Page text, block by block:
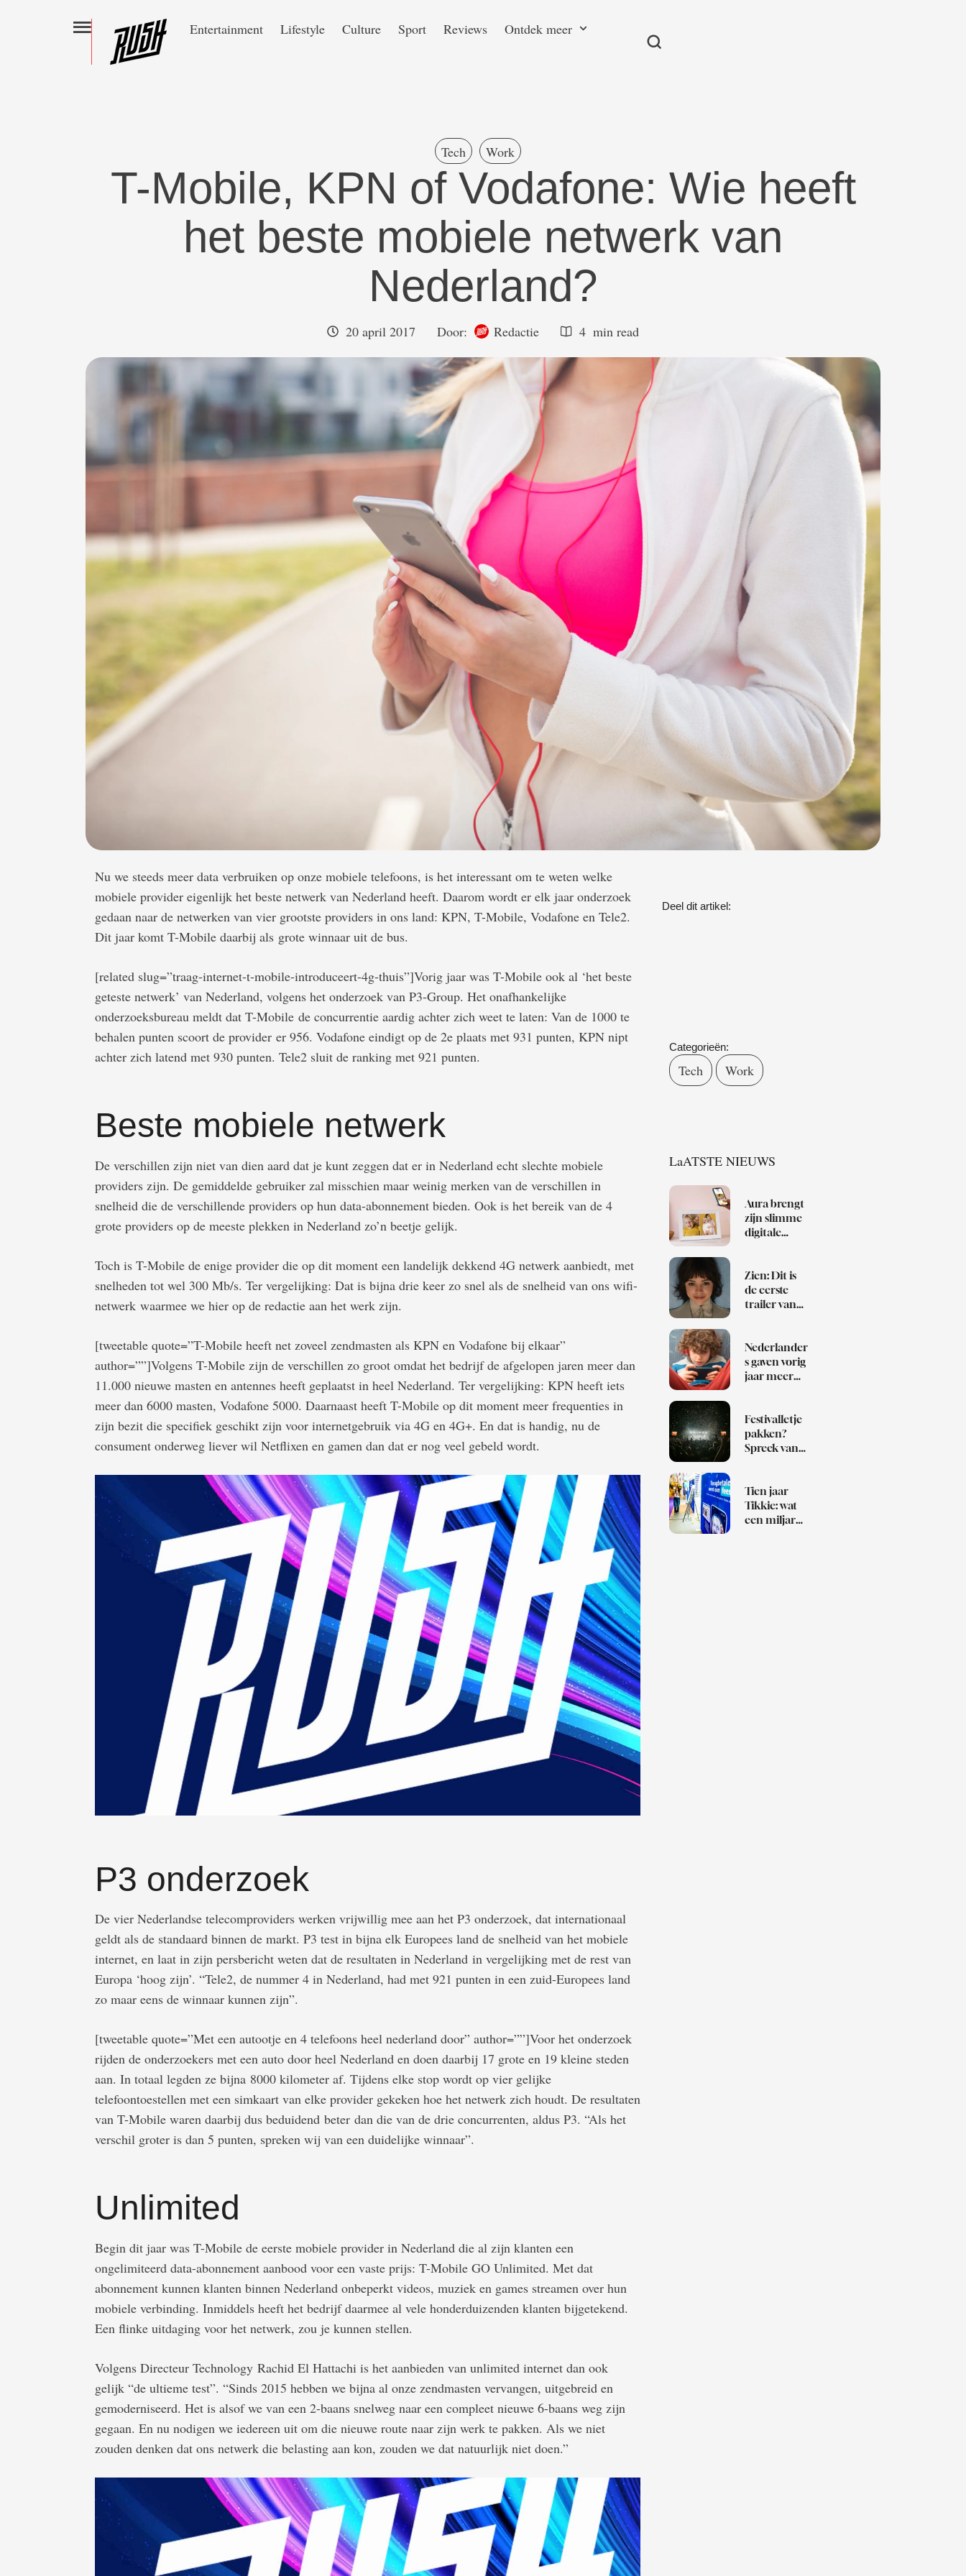
Entertainment Lifestyle Culture Sport Reviews Ontdek meer
Tech Work
T-Mobile, KPN of Vodafone: Wie heeft
het beste mobiele netwerk van
Nederland?
20 april 2017 Door: Redactie 4 min read
Nu we steeds meer data verbruiken op onze mobiele telefoons, is het interessant om te weten welke
mobiele provider eigenlijk het beste netwerk van Nederland heeft. Daarom wordt er elk jaar onderzoek
gedaan naar de netwerken van vier grootste providers in ons land: KPN, T-Mobile, Vodafone en Tele2.
Dit jaar komt T-Mobile daarbij als grote winnaar uit de bus.
[related slug=”traag-internet-t-mobile-introduceert-4g-thuis”]Vorig jaar was T-Mobile ook al ‘het beste
geteste netwerk’ van Nederland, volgens het onderzoek van P3-Group. Het onafhankelijke
onderzoeksbureau meldt dat T-Mobile de concurrentie aardig achter zich weet te laten: Van de 1000 te
behalen punten scoort de provider er 956. Vodafone eindigt op de 2e plaats met 931 punten, KPN nipt
achter zich latend met 930 punten. Tele2 sluit de ranking met 921 punten.
Beste mobiele netwerk
De verschillen zijn niet van dien aard dat je kunt zeggen dat er in Nederland echt slechte mobiele
providers zijn. De gemiddelde gebruiker zal misschien maar weinig merken van de verschillen in
snelheid die de verschillende providers op hun data-abonnement bieden. Ook is het bereik van de 4
grote providers op de meeste plekken in Nederland zo’n beetje gelijk.
Toch is T-Mobile de enige provider die op dit moment een landelijk dekkend 4G netwerk aanbiedt, met
snelheden tot wel 300 Mb/s. Ter vergelijking: Dat is bijna drie keer zo snel als de snelheid van ons wifi-
netwerk waarmee we hier op de redactie aan het werk zijn.
[tweetable quote=”T-Mobile heeft net zoveel zendmasten als KPN en Vodafone bij elkaar”
author=””]Volgens T-Mobile zijn de verschillen zo groot omdat het bedrijf de afgelopen jaren meer dan
11.000 nieuwe masten en antennes heeft geplaatst in heel Nederland. Ter vergelijking: KPN heeft iets
meer dan 6000 masten, Vodafone 5000. Daarnaast heeft T-Mobile op dit moment meer frequenties in
zijn bezit die specifiek geschikt zijn voor internetgebruik via 4G en 4G+. En dat is handig, nu de
consument onderweg liever wil Netflixen en gamen dan dat er nog veel gebeld wordt.
P3 onderzoek
De vier Nederlandse telecomproviders werken vrijwillig mee aan het P3 onderzoek, dat internationaal
geldt als de standaard binnen de markt. P3 test in bijna elk Europees land de snelheid van het mobiele
internet, en laat in zijn persbericht weten dat de resultaten in Nederland in vergelijking met de rest van
Europa ‘hoog zijn’. “Tele2, de nummer 4 in Nederland, had met 921 punten in een zuid-Europees land
zo maar eens de winnaar kunnen zijn”.
[tweetable quote=”Met een autootje en 4 telefoons heel nederland door” author=””]Voor het onderzoek
rijden de onderzoekers met een auto door heel Nederland en doen daarbij 17 grote en 19 kleine steden
aan. In totaal legden ze bijna 8000 kilometer af. Tijdens elke stop wordt op vier gelijke
telefoontoestellen met een simkaart van elke provider gekeken hoe het netwerk zich houdt. De resultaten
van T-Mobile waren daarbij dus beduidend beter dan die van de drie concurrenten, aldus P3. “Als het
verschil groter is dan 5 punten, spreken wij van een duidelijke winnaar”.
Unlimited
Begin dit jaar was T-Mobile de eerste mobiele provider in Nederland die al zijn klanten een
ongelimiteerd data-abonnement aanbood voor een vaste prijs: T-Mobile GO Unlimited. Met dat
abonnement kunnen klanten binnen Nederland onbeperkt videos, muziek en games streamen over hun
mobiele verbinding. Inmiddels heeft het bedrijf daarmee al vele honderduizenden klanten bijgetekend.
Een flinke uitdaging voor het netwerk, zou je kunnen stellen.
Volgens Directeur Technology Rachid El Hattachi is het aanbieden van unlimited internet dan ook
gelijk “de ultieme test”. “Sinds 2015 hebben we bijna al onze zendmasten vervangen, uitgebreid en
gemoderniseerd. Het is alsof we van een 2-baans snelweg naar een compleet nieuwe 6-baans weg zijn
gegaan. En nu nodigen we iedereen uit om die nieuwe route naar zijn werk te pakken. Als we niet
zouden denken dat ons netwerk die belasting aan kon, zouden we dat natuurlijk niet doen.”
Deel dit artikel:
Categorieën:
Tech Work
LaATSTE NIEUWS
Aura brengt
zijn slimme
digitale
Nederland
Zien: Dit is
de eerste
trailer van
Nederlander
s gaven vorig
jaar meer
games
Festivalletje
pakken?
Spreek van
Tien jaar
Tikkie: wat
een miljard